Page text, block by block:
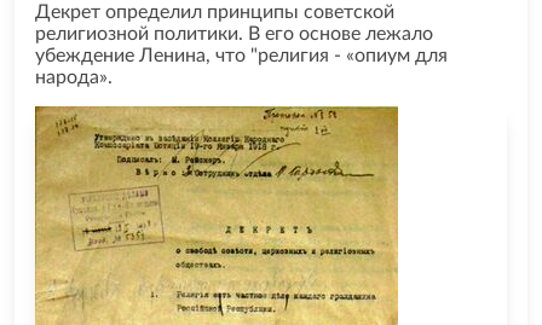
Декрет определил принципы советской
религиозной политики. В его основе лежало
убеждение Ленина, что "религия - «опиум для
народа».